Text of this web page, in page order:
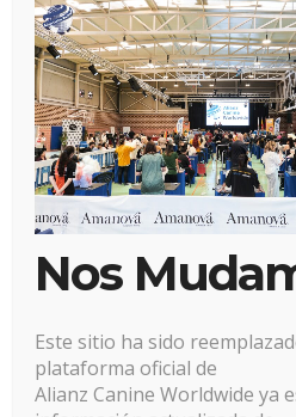
Nos
Este sitio ha sido
plataforma oficial de
Alianz Canine Worldwide ya